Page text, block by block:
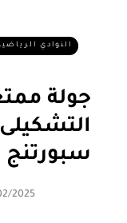
النوادي
جولة
سبورتنج
2025